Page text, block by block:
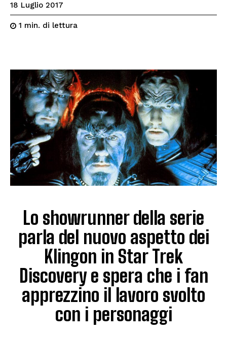
18 Luglio 2017
1 min. di lettura
Lo showrunner della serie
parla del nuovo aspetto dei
Klingon in Star Trek
Discovery e spera che i fan
apprezzino il lavoro svolto
con i personaggi